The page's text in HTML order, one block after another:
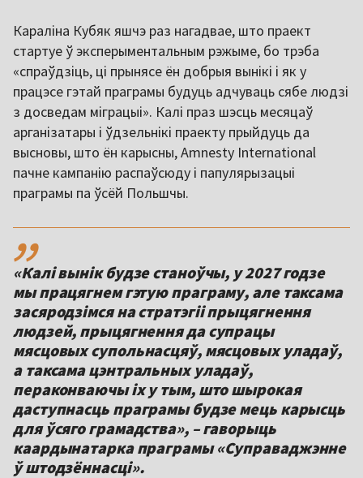
Караліна Кубяк яшчэ раз нагадвае, што праект
стартуе ў эксперыментальным рэжыме, бо трэба
«спраўдзіць, ці прынясе ён добрыя вынікі і як у
працэсе гэтай праграмы будуць адчуваць сябе людзі
з досведам міграцыі». Калі праз шэсць месяцаў
арганізатары і ўдзельнікі праекту прыйдуць да
высновы, што ён карысны, Amnesty International
пачне кампанію распаўсюду і папулярызацыі
праграмы па ўсёй Польшчы.
,,
«Калі вынік будзе станоўчы, у 2027 годзе
мы працягнем гэтую праграму, але таксама
засяродзімся на стратэгіі прыцягнення
людзей, прыцягнення да супрацы
мясцовых супольнасцяў, мясцовых уладаў,
а таксама цэнтральных уладаў,
пераконваючы іх у тым, што шырокая
даступнасць праграмы будзе мець карысць
для ўсяго грамадства», – гаворыць
каардынатарка праграмы «Суправаджэнне
ў штодзённасці».